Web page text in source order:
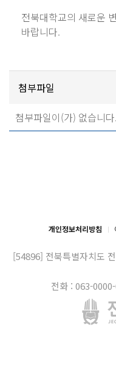
전북대학교의 새로운
바랍니다.
첨부파일
첨부파일이(가) 없습니다.
개인정보처리방침
[54896] 전북특별자치도
전화 : 063-